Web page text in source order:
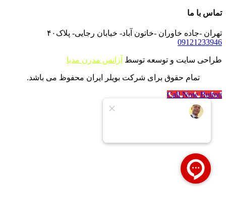
تماس با ما
تهران -جاده خاوران -خاتون آباد- خیابان رجایی- پلاک۴۰
09121233946
طراحی سایت و توسعه توسط آژانس مدرن مدیا
تمام حقوق برای شرکت بویلر ایران محفوظ می باشد.
Call Now Button